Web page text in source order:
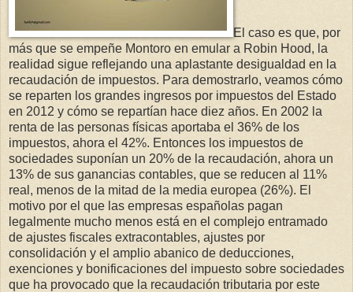
El caso es que, por
más que se empeñe Montoro en emular a Robin Hood, la
realidad sigue reflejando una aplastante desigualdad en la
recaudación de impuestos. Para demostrarlo, veamos cómo
se reparten los grandes ingresos por impuestos del Estado
en 2012 y cómo se repartían hace diez años. En 2002 la
renta de las personas físicas aportaba el 36% de los
impuestos, ahora el 42%. Entonces los impuestos de
sociedades suponían un 20% de la recaudación, ahora un
13% de sus ganancias contables, que se reducen al 11%
real, menos de la mitad de la media europea (26%). El
motivo por el que las empresas españolas pagan
legalmente mucho menos está en el complejo entramado
de ajustes fiscales extracontables, ajustes por
consolidación y el amplio abanico de deducciones,
exenciones y bonificaciones del impuesto sobre sociedades
que ha provocado que la recaudación tributaria por este